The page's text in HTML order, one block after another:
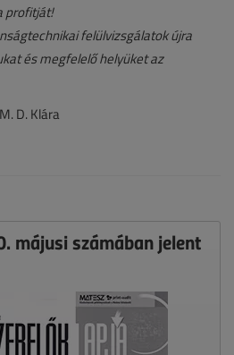
profitját!
felülvizsgálatok újra
és megfelelő helyüket az
D. Klára
májusi számában jelent